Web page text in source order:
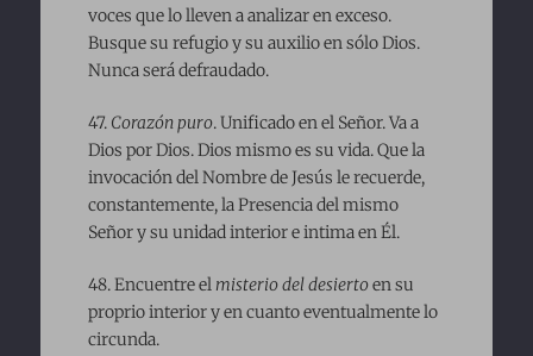
voces que lo lleven a analizar en exceso.
Busque su refugio y su auxilio en sólo Dios.
Nunca será defraudado.
47. Corazón puro. Unificado en el Señor. Va a
Dios por Dios. Dios mismo es su vida. Que la
invocación del Nombre de Jesús le recuerde,
constantemente, la Presencia del mismo
Señor y su unidad interior e intima en Él.
48. Encuentre elmisterio del desiertoen su
proprio interior y en cuanto eventualmente lo
circunda.